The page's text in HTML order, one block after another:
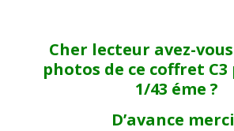
Cher lecteur avez-
photos de ce coffret
1/43 éme ?
D’avance